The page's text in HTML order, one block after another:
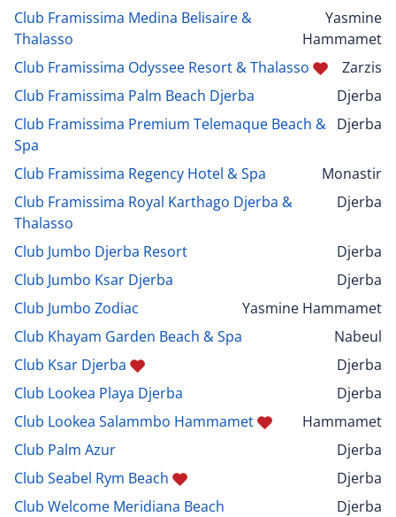
Club Framissima Medina Belisaire &
Thalasso
Yasmine
Hammamet
Club Framissima Odyssee Resort & Thalasso
Zarzis
Club Framissima Palm Beach Djerba
Djerba
Club Framissima Premium Telemaque Beach &
Spa
Djerba
Club Framissima Regency Hotel & Spa
Monastir
Club Framissima Royal Karthago Djerba &
Thalasso
Djerba
Club Jumbo Djerba Resort
Djerba
Club Jumbo Ksar Djerba
Djerba
Club Jumbo Zodiac
Yasmine Hammamet
Club Khayam Garden Beach & Spa
Nabeul
Club Ksar Djerba
Djerba
Club Lookea Playa Djerba
Djerba
Club Lookea Salammbo Hammamet
Hammamet
Club Palm Azur
Djerba
Club Seabel Rym Beach
Djerba
Club Welcome Meridiana Beach
Djerba